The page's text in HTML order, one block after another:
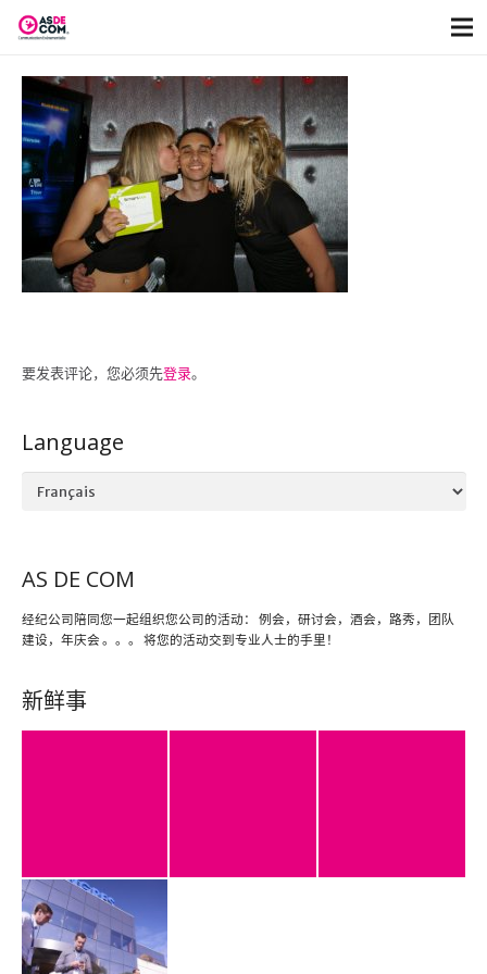
要发表评论，您必须先登录。
Language
Language
AS DE COM
经纪公司陪同您一起组织您公司的活动： 例会，研讨会，酒会，路秀，团队
建设，年庆会 。。。 将您的活动交到专业人士的手里！
新鲜事